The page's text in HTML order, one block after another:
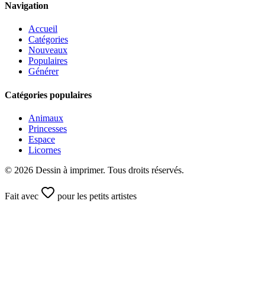
Navigation
Accueil
Catégories
Nouveaux
Populaires
Générer
Catégories populaires
Animaux
Princesses
Espace
Licornes
© 2026 Dessin à imprimer. Tous droits réservés.
Fait avec pour les petits artistes